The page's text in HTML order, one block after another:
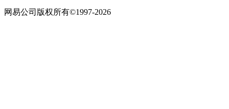
网易公司版权所有©1997-2026